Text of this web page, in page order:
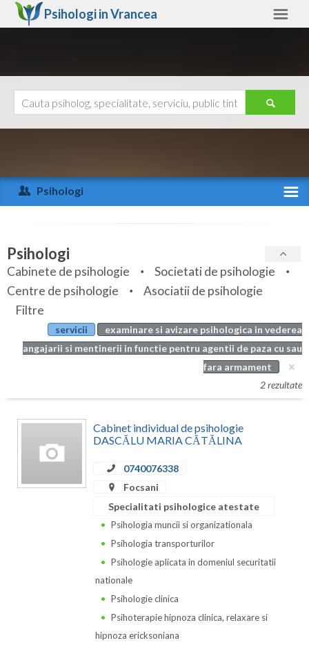
Psihologi inVrancea
Arad
Arges
Bihor
Bistrita-Nasaud
Botosani
Braila
Bucuresti
Calarasi
Caras-Severin
Ajutor
Psihologi
Specialitati
Servicii
Articole
Evenimente
Psihologi
Cabinete de psihologie
Societati de psihologie
Centre de psihologie
Asociatii de psihologie
Filtre
servicii
examinare si avizare psihologica in vederea
angajarii si mentinerii in functie pentru agentii de paza cu sau
fara armament
2 rezultate
Cabinet individual de psihologie
DASCĂLU MARIA CĂTĂLINA
0740076338
Focsani
Specialitati psihologice atestate
Psihologia muncii si organizationala
Psihologia transporturilor
Psihologie aplicata in domeniul securitatii
nationale
Psihologie clinica
Psihoterapie hipnoza clinica, relaxare si
hipnoza ericksoniana